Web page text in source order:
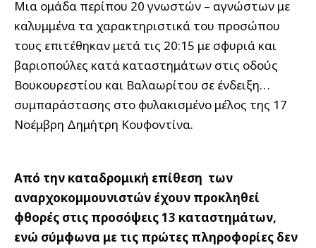
Μια ομάδα περίπου 20 γνωστών – αγνώστων με
καλυμμένα τα χαρακτηριστικά του προσώπου
τους επιτέθηκαν μετά τις 20:15 με σφυριά και
βαριοπούλες κατά καταστημάτων στις οδούς
Βουκουρεστίου και Βαλαωρίτου σε ένδειξη…
συμπαράστασης στο φυλακισμένο μέλος της 17
Νοέμβρη Δημήτρη Κουφοντίνα.
Από την καταδρομική επίθεση των
αναρχοκομμουνιστών έχουν προκληθεί
φθορές στις προσόψεις 13 καταστημάτων,
ενώ σύμφωνα με τις πρώτες πληροφορίες δεν